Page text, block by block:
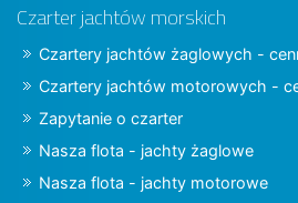
Czarter jachtów morskich
Czartery jachtów żaglowych -
Czartery jachtów motorowych -
Zapytanie o czarter
Nasza flota - jachty żaglowe
Nasza flota - jachty motorowe